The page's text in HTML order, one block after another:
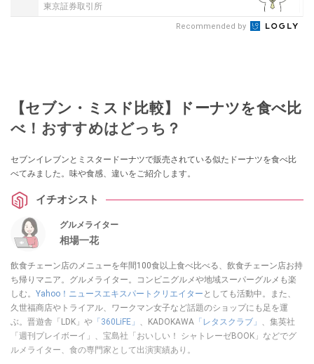
東京証券取引所
Recommended by
【セブン・ミスド比較】ドーナツを食べ比
べ！おすすめはどっち？
セブンイレブンとミスタードーナツで販売されている似たドーナツを食べ比
べてみました。味や食感、違いをご紹介します。
イチオシスト
グルメライター
相場一花
飲食チェーン店のメニューを年間100食以上食べ比べる、飲食チェーン店お持
ち帰りマニア。グルメライター。コンビニグルメや地域スーパーグルメも楽
しむ。 Yahoo！ニュースエキスパートクリエイター としても活動中。また、
久世福商店やトライアル、ワークマン女子など話題のショップにも足を運
ぶ。晋遊舎「LDK」や 「360LiFE」 、KADOKAWA 「レタスクラブ」
、集英社
「週刊プレイボーイ」、宝島社「おいしい！ シャトレーゼBOOK」などでグ
ルメライター、食の専門家として出演実績あり。